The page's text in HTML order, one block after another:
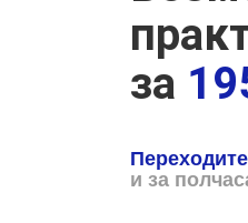
за
Переходите
и за